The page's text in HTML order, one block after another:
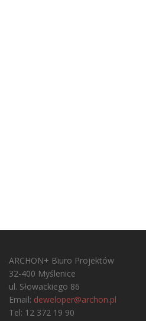
ARCHON+ Biuro Projektów
32-400 Myślenice
ul. Słowackiego 86
Email: deweloper@archon.pl
Tel: 12 372 19 90